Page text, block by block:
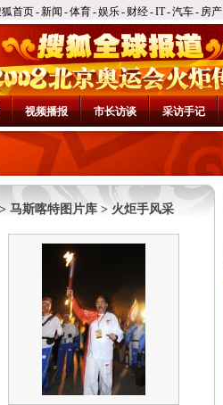
首页-新闻 -体育-娱乐- 财经-IT-汽车- 房产
视频播报 市长访谈 采访手记
> 马斯喀特图片库 > 火炬手风采